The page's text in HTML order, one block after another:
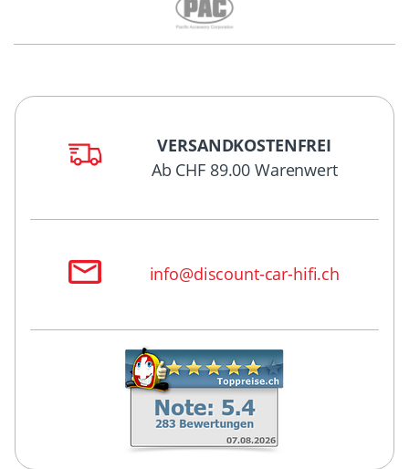
VERSANDKOSTENFREI
Ab CHF 89.00 Warenwert
info@discount-car-hifi.ch